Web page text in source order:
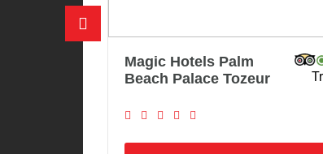
Très Bien
Eden Star